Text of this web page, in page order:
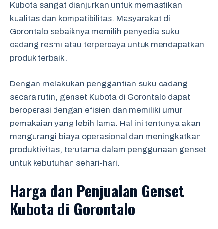
Kubota sangat dianjurkan untuk memastikan
kualitas dan kompatibilitas. Masyarakat di
Gorontalo sebaiknya memilih penyedia suku
cadang resmi atau terpercaya untuk mendapatkan
produk terbaik.
Dengan melakukan penggantian suku cadang
secara rutin, genset Kubota di Gorontalo dapat
beroperasi dengan efisien dan memiliki umur
pemakaian yang lebih lama. Hal ini tentunya akan
mengurangi biaya operasional dan meningkatkan
produktivitas, terutama dalam penggunaan genset
untuk kebutuhan sehari-hari.
Harga dan Penjualan Genset
Kubota di Gorontalo